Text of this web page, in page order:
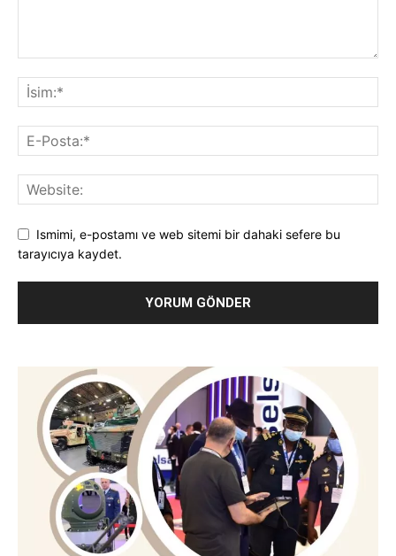
Ismimi, e-postamı ve web sitemi bir dahaki sefere bu
tarayıcıya kaydet.